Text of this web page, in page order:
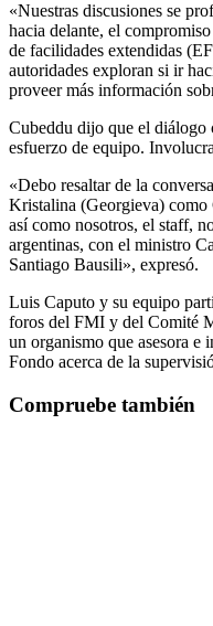
«Nuestras discusiones se
hacia delante, el
de facilidades extendidas
autoridades exploran si ir
proveer más información
Cubeddu dijo que el diálogo
esfuerzo de equipo.
«Debo resaltar de la
Kristalina (Georgieva)
así como nosotros, el staff,
argentinas, con el ministro
Santiago Bausili», expresó.
Luis Caputo y su equipo
foros del FMI y del Comité
un organismo que asesora e
Fondo acerca de la
Compruebe también